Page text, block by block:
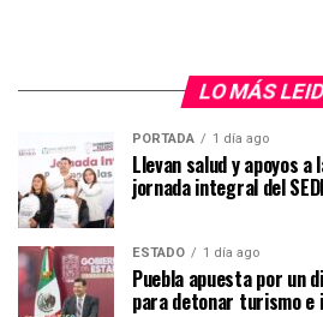
LO MÁS
PORTADA 1 día ago
Llevan salud y apoyos
jornada integral del
ESTADO 1 día ago
Puebla apuesta por
para detonar turismo e